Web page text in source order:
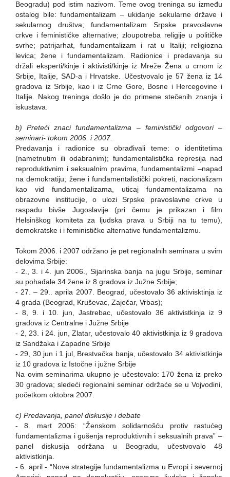
Beogradu) pod istim nazivom. Teme ovog treninga su između
ostalog bile: fundamentalizam – ukidanje sekularne države i
sekularnog društva; fundamentalizam Srpske pravoslavne
crkve i feminističke alternative; zloupotreba religije u političke
svrhe; patrijarhat, fundamentalizam i rat u Italiji; religiozna
levica; žene i fundamentalizam. Radionice i predavanja su
držali eksperti/kinje i aktivisti/kinje iz Mreže Žena u crnom iz
Srbije, Italije, SAD-a i Hrvatske. Učestvovalo je 57 žena iz 14
gradova iz Srbije, kao i iz Crne Gore, Bosne i Hercegovine i
Italije. Nakog treninga došlo je do primene stečenih znanja i
iskustava.
b) Preteći znaci fundamentalizma – feministički odgovori–
seminari- tokom 2006. i 2007.
Predavanja i radionice su obrađivali teme: o identitetima
(nametnutim ili odabranim); fundamentalistička represija nad
reproduktivnim i seksualnim pravima, fundamentalizmi –napad
na demokratiju; žene i fundamentalistički pokreti, nacionalizam
kao vid fundamentalizama, uticaj fundamentalizama na
obrazovne institucije, o ulozi Srpske pravoslavne crkve u
raspadu bivše Jugoslavije (pri čemu je prikazan i film
Helsinškog komiteta za ljudska prava u Srbiji na tu temu),
demokratske i i feminističke alternative fundamentalizmu.
Tokom 2006. i 2007 održano je pet regionalnih seminara u svim
delovima Srbije:
- 2., 3. i 4. jun 2006., Sijarinska banja na jugu Srbije, seminar
su pohađale 34 žene iz 8 gradova iz Južne Srbije;
- 27. – 29.. aprila 2007. Beograd, učestovalo 36 aktivisktinja iz
4 grada (Beograd, Kruševac, Zaječar, Vrbas);
- 8, 9. i 10. jun, Jastrebac, učestovalo 36 aktivistkinja iz 9
gradova iz Centralne i Južne Srbije
- 2, 23. i 24. jun, Zlatar, učestovalo 40 aktivistkinja iz 9 gradova
iz Sandžaka i Zapadne Srbije
- 29, 30 jun i 1 jul, Brestvačka banja, učestovalo 34 aktivistkinje
iz 10 gradova iz Istočne i južne Srbije
Na ovim seminarima ukupno je učestovalo: 170 žena iz preko
30 gradova; sledeći regionalni seminar održaće se u Vojvodini,
početkom oktobra 2007.
c) Predavanja, panel diskusije i debate
- 8. mart 2006: “Ženskom solidarnošću protiv rastućeg
fundamentalizma i gušenja reproduktivnih i seksualnih prava” –
panel diskusija održana u Beogradu, učestvovalo 48
aktivistkinja.
- 6. april - “Nove strategije fundamentalizma u Evropi i severnoj